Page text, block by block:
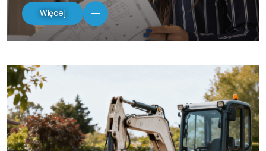
Więcej